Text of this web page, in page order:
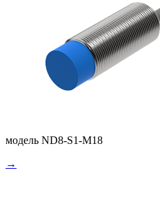
модель ND8-S1-M18
→